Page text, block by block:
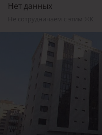
Нет данных